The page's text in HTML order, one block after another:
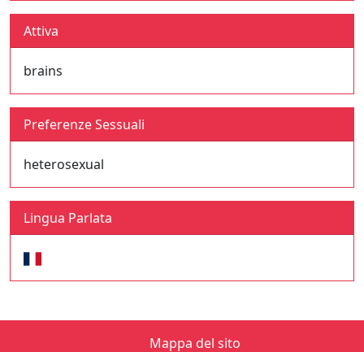
Attiva
brains
Preferenze Sessuali
heterosexual
Lingua Parlata
Mappa del sito